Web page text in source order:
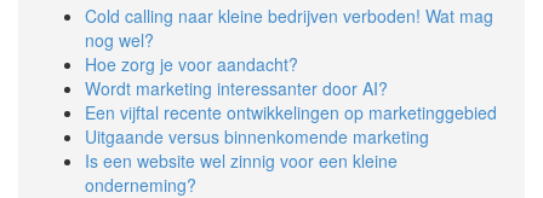
Cold calling naar kleine bedrijven verboden! Wat mag
nog wel?
Hoe zorg je voor aandacht?
Wordt marketing interessanter door AI?
Een vijftal recente ontwikkelingen op marketinggebied
Uitgaande versus binnenkomende marketing
Is een website wel zinnig voor een kleine
onderneming?